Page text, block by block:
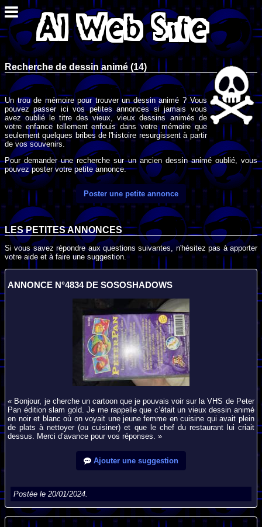
Recherche de dessin animé (14)
Un trou de mémoire pour trouver un dessin animé ? Vous
pouvez passer ici vos petites annonces si jamais vous
avez oublié le titre des vieux, vieux dessins animés de
votre enfance tellement enfouis dans votre mémoire que
seulement quelques bribes de l'histoire resurgissent à partir
de vos souvenirs.
Pour demander une recherche sur un ancien dessin animé oublié, vous
pouvez poster votre petite annonce.
Poster une petite annonce
LES PETITES ANNONCES
Si vous savez répondre aux questions suivantes, n'hésitez pas à apporter
votre aide et à faire une suggestion.
ANNONCE N°4834 DE SOSOSHADOWS
« Bonjour, je cherche un cartoon que je pouvais voir sur la VHS de Peter
Pan édition slam gold. Je me rappelle que c’était un vieux dessin animé
en noir et blanc où on voyait une jeune femme en cuisine qui avait plein
de plats à nettoyer (ou cuisiner) et que le chef du restaurant lui criait
dessus. Merci d’avance pour vos réponses. »
Ajouter une suggestion
Postée le 20/01/2024.